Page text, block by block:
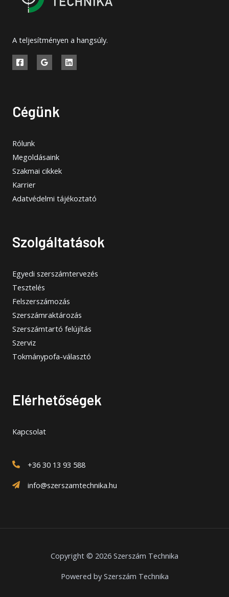
A teljesítményen a hangsúly.
Cégünk
Rólunk
Megoldásaink
Szakmai cikkek
Karrier
Adatvédelmi tájékoztató
Szolgáltatások
Egyedi szerszámtervezés
Tesztelés
Felszerszámozás
Szerszámraktározás
Szerszámtartó felújítás
Szerviz
Tokmánypofa-választó
Elérhetőségek
Kapcsolat
+36 30 13 93 588
info@szerszamtechnika.hu
Copyright © 2026 Szerszám Technika
Powered by Szerszám Technika